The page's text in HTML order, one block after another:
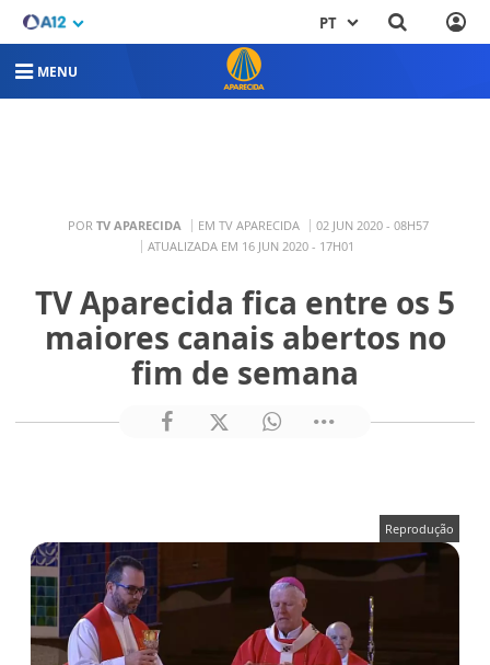
PT
MENU
POR TV APARECIDA EM TV APARECIDA
02 JUN 2020 - 08H57
ATUALIZADA EM 16 JUN 2020 - 17H01
TV Aparecida fica entre os 5
maiores canais abertos no
fim de semana
Reprodução